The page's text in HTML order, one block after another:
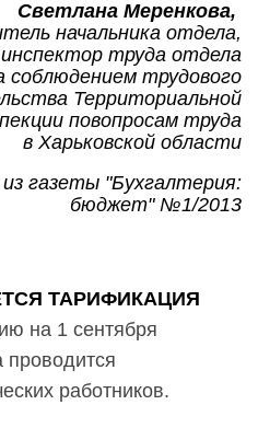
Светлана Меренкова,
начальника отдела,
труда отдела
соблюдением трудового
Территориальной
повопросам труда
в Харьковской области
газеты "Бухгалтерия:
бюджет" №1/2013
ТАРИФИКАЦИЯ
на 1 сентября
проводится
работников.